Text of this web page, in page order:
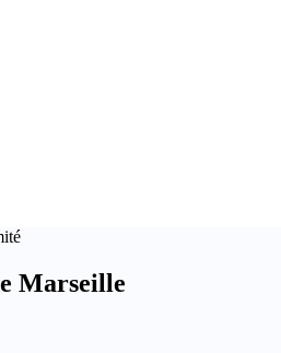
Marseille